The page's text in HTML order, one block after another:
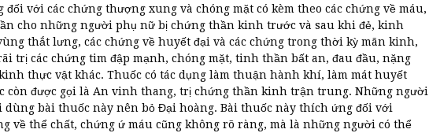
với các chứng thượng xung và chóng mặt có kèm theo các chứng về máu,
cho những người phụ nữ bị chứng thần kinh trước và sau khi đẻ, kinh
thắt lưng, các chứng về huyết đại và các chứng trong thời kỳ mãn kinh,
trị các chứng tim đập mạnh, chóng mặt, tinh thần bất an, đau đầu, nặng
thực vật khác. Thuốc có tác dụng làm thuận hành khí, làm mát huyết
còn được gọi là An vinh thang, trị chứng thần kinh trận trung. Những người
bài thuốc này nên bỏ Đại hoàng. Bài thuốc này thích ứng đối với
về thể chất, chứng ứ máu cũng không rõ ràng, mà là những người có thể